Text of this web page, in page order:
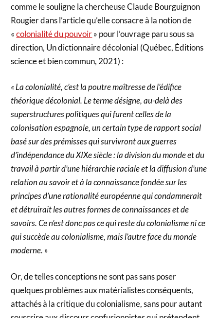
comme le souligne la chercheuse Claude Bourguignon
Rougier dans l’article qu’elle consacre à la notion de
«colonialité du pouvoir» pour l’ouvrage paru sous sa
direction, Un dictionnaire décolonial (Québec, Éditions
science et bien commun, 2021) :
« La colonialité, c’est la poutre maîtresse de l’édifice
théorique décolonial. Le terme désigne, au-delà des
superstructures politiques qui furent celles de la
colonisation espagnole, un certain type de rapport social
basé sur des prémisses qui survivront aux guerres
d’indépendance du XIXe siècle : la division du monde et du
travail à partir d’une hiérarchie raciale et la diffusion d’une
relation au savoir et à la connaissance fondée sur les
principes d’une rationalité européenne qui condamnerait
et détruirait les autres formes de connaissances et de
savoirs. Ce n’est donc pas ce qui reste du colonialisme ni ce
qui succède au colonialisme, mais l’autre face du monde
moderne. »
Or, de telles conceptions ne sont pas sans poser
quelques problèmes aux matérialistes conséquents,
attachés à la critique du colonialisme, sans pour autant